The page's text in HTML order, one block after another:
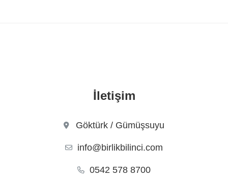
İletişim
Göktürk / Gümüşsuyu
info@birlikbilinci.com
0542 578 8700